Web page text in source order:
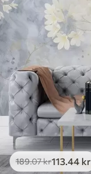
189.07kr113 .44 kr